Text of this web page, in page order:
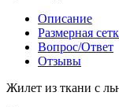
Описание
Размерная
Вопрос/Ответ
Отзывы
Жилет из ткани с